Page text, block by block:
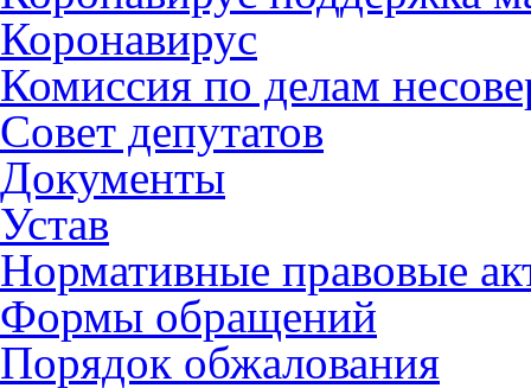
Коронавирус
Комиссия по делам
Совет депутатов
Документы
Устав
Нормативные правовые
Формы обращений
Порядок обжалования